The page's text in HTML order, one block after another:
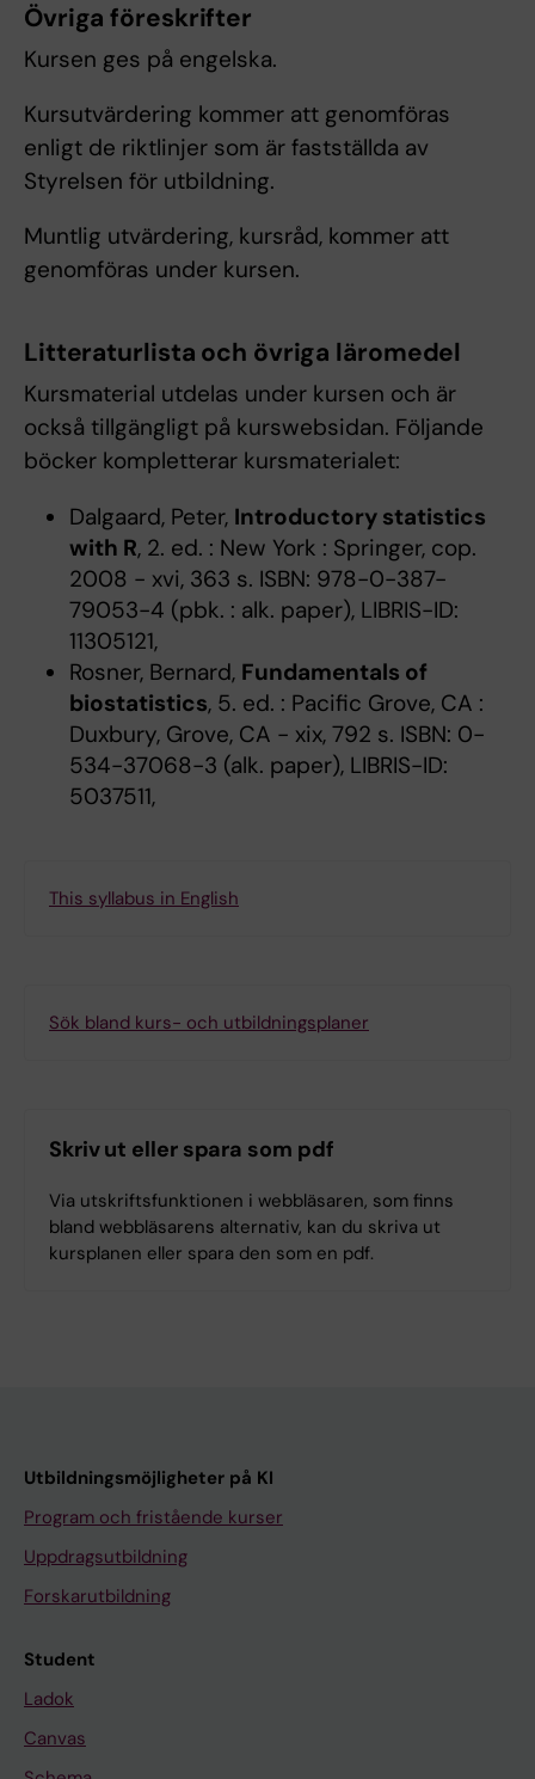
Övriga föreskrifter
Kursen ges på engelska.
Kursutvärdering kommer att genomföras
enligt de riktlinjer som är fastställda av
Styrelsen för utbildning.
Muntlig utvärdering, kursråd, kommer att
genomföras under kursen.
Litteraturlista och övriga läromedel
Kursmaterial utdelas under kursen och är
också tillgängligt på kurswebsidan. Följande
böcker kompletterar kursmaterialet:
Dalgaard, Peter, Introductory statistics
with R, 2. ed. : New York : Springer, cop.
2008 - xvi, 363 s. ISBN: 978-0-387-
79053-4 (pbk. : alk. paper), LIBRIS-ID:
11305121,
Rosner, Bernard, Fundamentals of
biostatistics, 5. ed. : Pacific Grove, CA :
Duxbury, Grove, CA - xix, 792 s. ISBN: 0-
534-37068-3 (alk. paper), LIBRIS-ID:
5037511,
This syllabus in English
Sök bland kurs- och utbildningsplaner
Skriv ut eller spara som pdf
Via utskriftsfunktionen i webbläsaren, som finns
bland webbläsarens alternativ, kan du skriva ut
kursplanen eller spara den som en pdf.
Utbildningsmöjligheter på KI
Program och fristående kurser
Uppdragsutbildning
Forskarutbildning
Student
Ladok
Canvas